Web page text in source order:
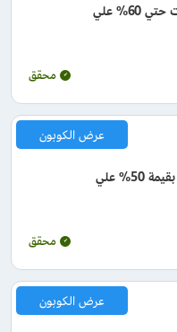
كود خصم gildapearl 2026 : تخفيضات حتي 60% علي
محقق
كوبون خصم خصم غيلدا آند بيرل 2026 بقيمة 50% علي
عرض الكوبون
محقق
عرض الكوبون